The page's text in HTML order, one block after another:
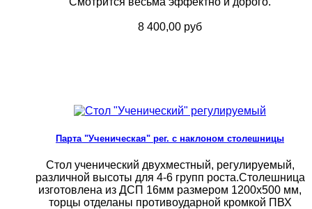
8 400,00 руб
Парта "Ученическая" рег. с наклоном столешницы
Стол ученический двухместный, регулируемый,
различной высоты для 4-6 групп роста.Столешница
изготовлена из ДСП 16мм размером 1200х500 мм,
торцы отделаны противоударной кромкой ПВХ